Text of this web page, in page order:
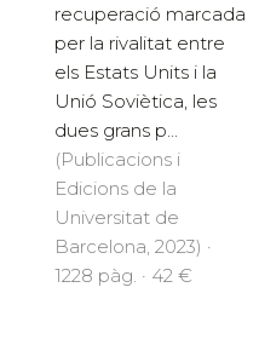
recuperació marcada
per la rivalitat entre
els Estats Units i la
Unió Soviètica, les
dues grans p...
(Publicacions i
Edicions de la
Universitat de
Barcelona, 2023) ·
1228 pàg. · 42 €